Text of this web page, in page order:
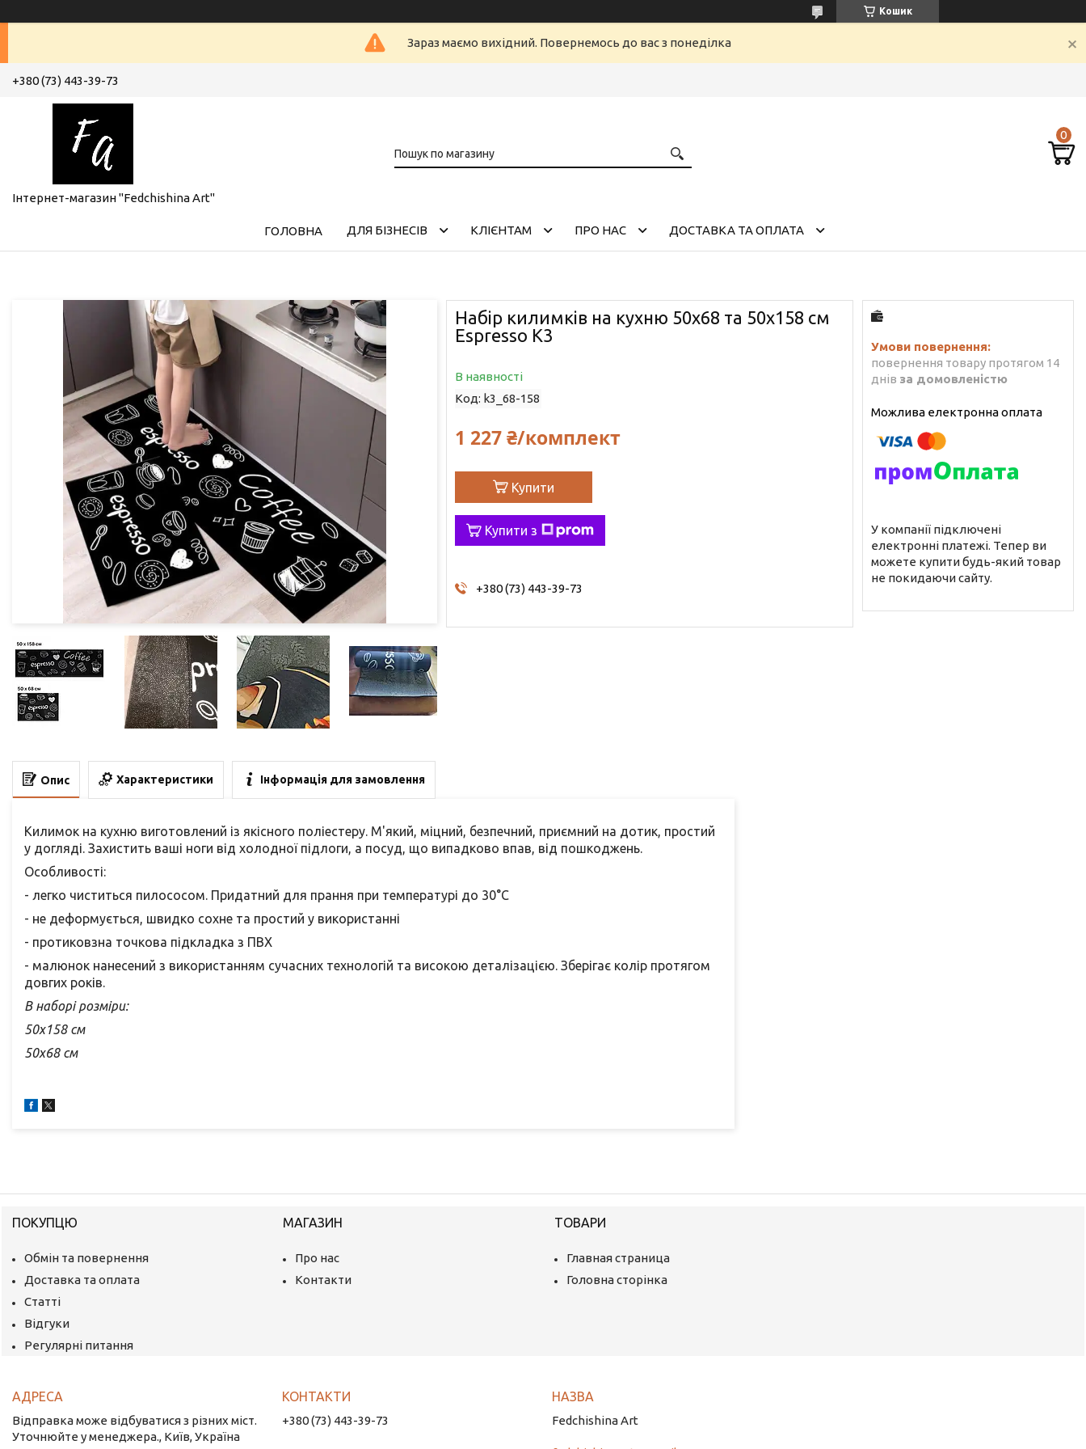
Кошик
Зараз маємо вихідний. Повернемось до вас з понеділка
+380 (73) 443-39-73
Інтернет-магазин "Fedchishina Art"
ГОЛОВНА ДЛЯ БІЗНЕСІВ КЛІЄНТАМ ПРО НАС ДОСТАВКА ТА ОПЛАТА
Набір килимків на кухню 50х68 та 50х158 см
Espresso К3
В наявності
Код: k3_68-158
1 227 ₴/комплект
Купити
Купити з
+380 (73) 443-39-73
повернення товару протягом 14
днів за домовленістю
У компанії підключені
електронні платежі. Тепер ви
можете купити будь-який товар
не покидаючи сайту.
Опис Характеристики Інформація для замовлення
Килимок на кухню виготовлений із якісного поліестеру. М'який, міцний, безпечний, приємний на дотик, простий
у догляді. Захистить ваші ноги від холодної підлоги, а посуд, що випадково впав, від пошкоджень.
Особливості:
- легко чиститься пилососом. Придатний для прання при температурі до 30°С
- не деформується, швидко сохне та простий у використанні
- протиковзна точкова підкладка з ПВХ
- малюнок нанесений з використанням сучасних технологій та високою деталізацією. Зберігає колір протягом
довгих років.
В наборі розміри:
50х158 см
50х68 см
ПОКУПЦЮ
Обмін та повернення
Доставка та оплата
Статті
Відгуки
Регулярні питання
МАГАЗИН
Про нас
Контакти
ТОВАРИ
Главная страница
Головна сторінка
Відправка може відбуватися з різних міст.
Уточнюйте у менеджера., Київ, Україна
+380 (73) 443-39-73 Fedchishina Art